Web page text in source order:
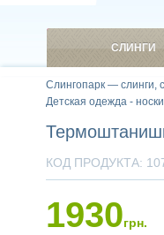
Слингопарк — слинги,
Детская одежда -
КОД ПРОДУКТА:
1930грн.
СЛИНГИ